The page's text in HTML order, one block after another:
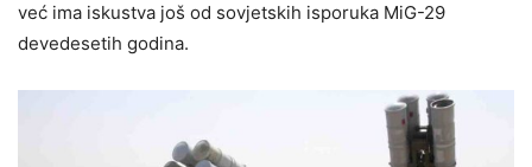
već ima iskustva još od sovjetskih isporuka MiG-29
devedesetih godina.